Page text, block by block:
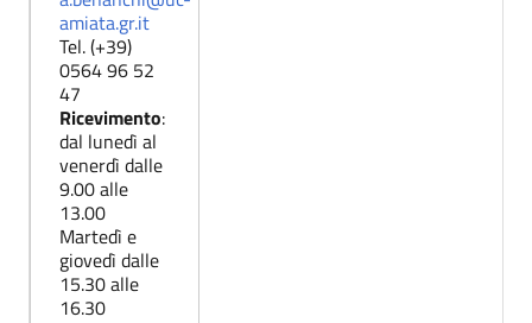
amiata.gr.it
Tel. (+39)
0564 96 52
47
Ricevimento:
dal lunedì al
venerdì dalle
9.00 alle
13.00
Martedì e
giovedì dalle
15.30 alle
16.30